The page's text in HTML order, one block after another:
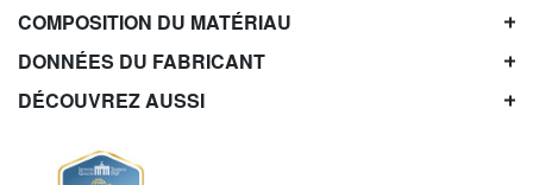
COMPOSITION DU MATÉRIAU
DONNÉES DU FABRICANT
DÉCOUVREZ AUSSI